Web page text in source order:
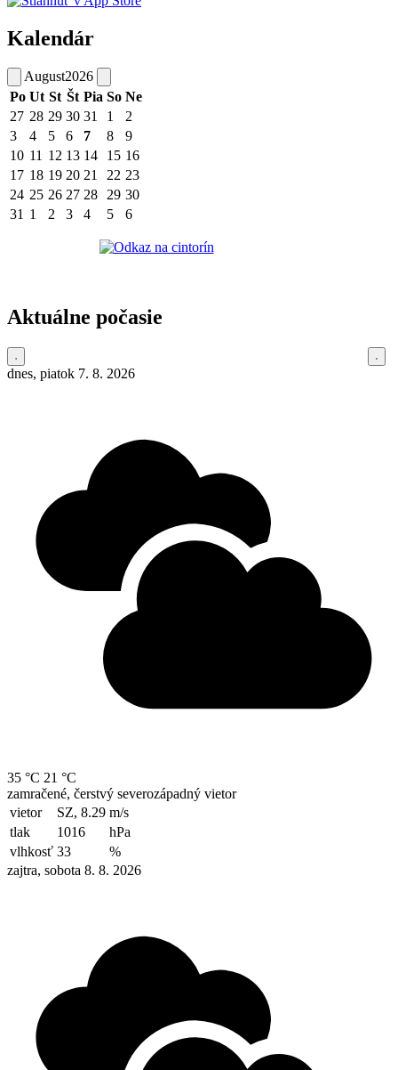
Kalendár
August2026
Po Ut St Št Pia So Ne
27 28 29 30 31 1
2
3
4 5 6 7 8
9
10 11 12 13 14 15 16
17 18 19 20 21 22 23
24 25 26 27 28 29 30
31 1 2 3 4 5 6
Aktuálne počasie
dnes, piatok 7. 8. 2026
35 °C 21 °C
zamračené, čerstvý severozápadný vietor
vietor
SZ, 8.29 m/s
tlak
1016
hPa
vlhkosť 33
%
zajtra, sobota 8. 8. 2026